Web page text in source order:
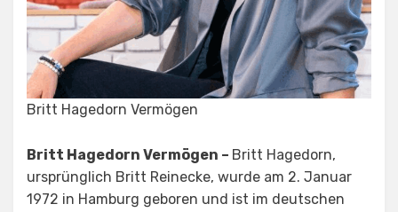
Britt Hagedorn Vermögen
Britt Hagedorn Vermögen – Britt Hagedorn,
ursprünglich Britt Reinecke, wurde am 2. Januar
1972 in Hamburg geboren und ist im deutschen